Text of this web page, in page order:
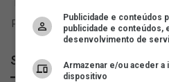
SuperVasco
Publicidade e conteúdos
publicidade e conteúdos,
desenvolvimento de
Armazenar e/ou aceder a
dispositivo